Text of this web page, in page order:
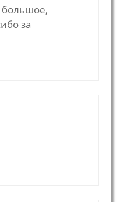
большое,
за